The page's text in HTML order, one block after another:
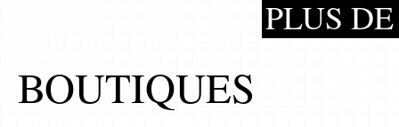
PLUS
BOUTIQUES